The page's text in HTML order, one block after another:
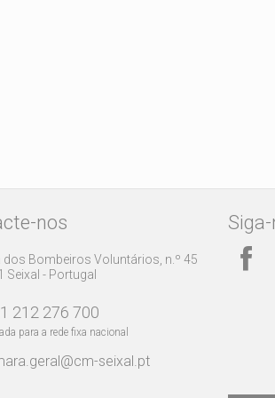
nos
dos Bombeiros Voluntários, n.º 45
Seixal - Portugal
212 276 700
para a rede fixa nacional
seixal.pt